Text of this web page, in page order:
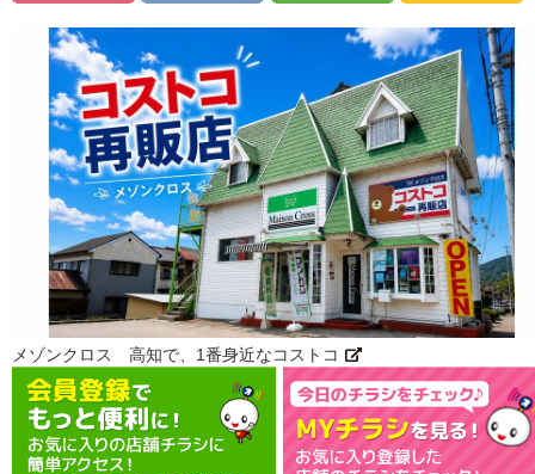
メゾンクロス 高知で、1番身近なコストコ